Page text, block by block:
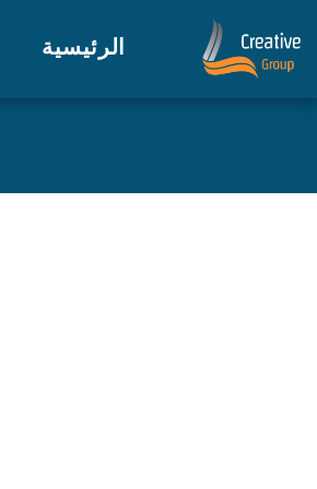
الرئيسية